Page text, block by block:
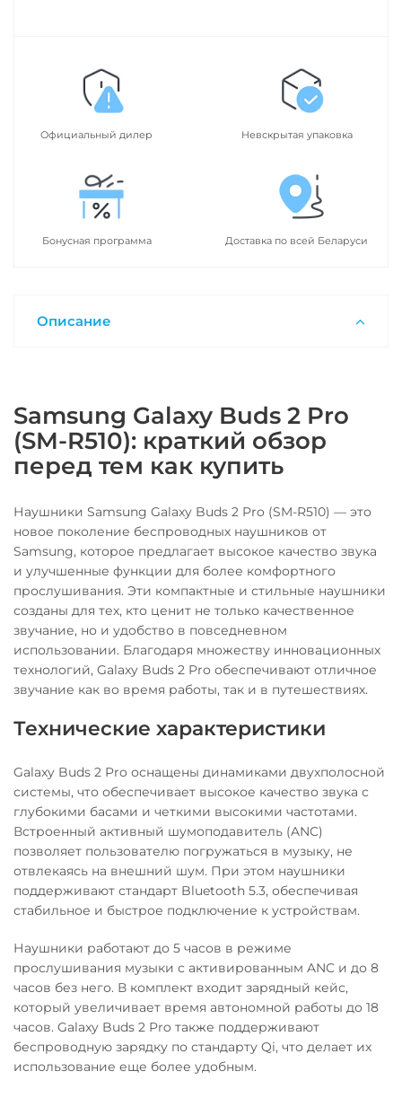
Официальный дилер Невскрытая упаковка
Бонусная программа Доставка по всей Беларуси
Описание
Samsung Galaxy Buds 2 Pro
(SM-R510): краткий обзор
перед тем как купить
Наушники Samsung Galaxy Buds 2 Pro (SM-R510) — это
новое поколение беспроводных наушников от
Samsung, которое предлагает высокое качество звука
и улучшенные функции для более комфортного
прослушивания. Эти компактные и стильные наушники
созданы для тех, кто ценит не только качественное
звучание, но и удобство в повседневном
использовании. Благодаря множеству инновационных
технологий, Galaxy Buds 2 Pro обеспечивают отличное
звучание как во время работы, так и в путешествиях.
Технические характеристики
Galaxy Buds 2 Pro оснащены динамиками двухполосной
системы, что обеспечивает высокое качество звука с
глубокими басами и четкими высокими частотами.
Встроенный активный шумоподавитель (ANC)
позволяет пользователю погружаться в музыку, не
отвлекаясь на внешний шум. При этом наушники
поддерживают стандарт Bluetooth 5.3, обеспечивая
стабильное и быстрое подключение к устройствам.
Наушники работают до 5 часов в режиме
прослушивания музыки с активированным ANC и до 8
часов без него. В комплект входит зарядный кейс,
который увеличивает время автономной работы до 18
часов. Galaxy Buds 2 Pro также поддерживают
беспроводную зарядку по стандарту Qi, что делает их
использование еще более удобным.